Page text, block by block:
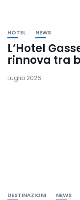
HOTEL NEWS
L’Hotel
rinnova tra
Luglio 2026
DESTINAZIONI NEWS